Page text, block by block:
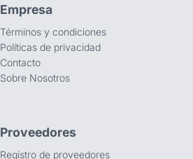
Empresa
Términos y condiciones
Políticas de privacidad
Contacto
Sobre Nosotros
Proveedores
Registro de proveedores